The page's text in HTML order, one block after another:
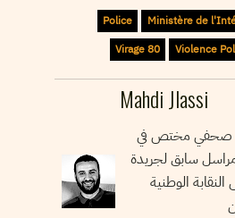
Ministère de
Police
Violence
Virage 80
Mahdi Jlassi
صحفي مختص في
سابق لجريدة
النقابة الوطنية